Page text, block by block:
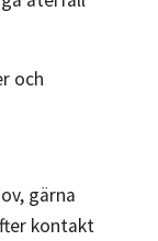
och
gärna
kontakt